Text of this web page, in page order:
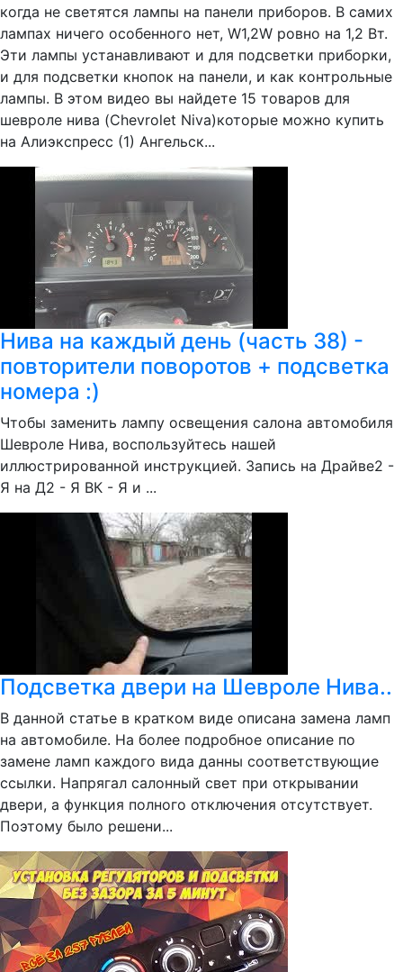
когда не светятся лампы на панели приборов. В самих
лампах ничего особенного нет, W1,2W ровно на 1,2 Вт.
Эти лампы устанавливают и для подсветки приборки,
и для подсветки кнопок на панели, и как контрольные
лампы. В этом видео вы найдете 15 товаров для
шевроле нива (Chevrolet Niva)которые можно купить
на Алиэкспресс (1) Ангельск...
Нива на каждый день (часть 38) -
повторители поворотов + подсветка
номера :)
Чтобы заменить лампу освещения салона автомобиля
Шевроле Нива, воспользуйтесь нашей
иллюстрированной инструкцией. Запись на Драйве2 -
Я на Д2 - Я ВК - Я и ...
Подсветка двери на Шевроле Нива..
В данной статье в кратком виде описана замена ламп
на автомобиле. На более подробное описание по
замене ламп каждого вида данны соответствующие
ссылки. Напрягал салонный свет при открывании
двери, а функция полного отключения отсутствует.
Поэтому было решени...